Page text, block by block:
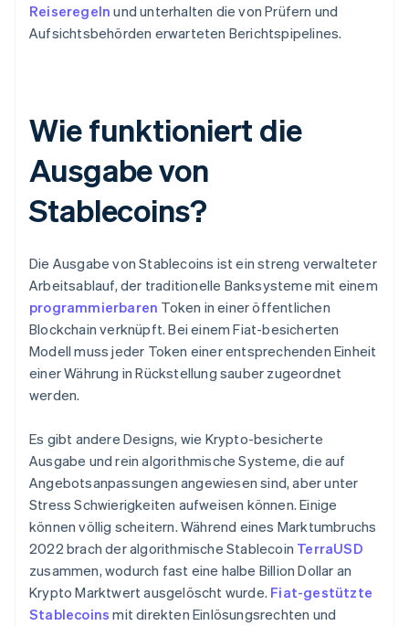
Reiseregeln und unterhalten die von Prüfern und
Aufsichtsbehörden erwarteten Berichtspipelines.
Wie funktioniert die
Ausgabe von
Stablecoins?
Die Ausgabe von Stablecoins ist ein streng verwalteter
Arbeitsablauf, der traditionelle Banksysteme mit einem
programmierbaren Token in einer öffentlichen
Blockchain verknüpft. Bei einem Fiat-besicherten
Modell muss jeder Token einer entsprechenden Einheit
einer Währung in Rückstellung sauber zugeordnet
werden.
Es gibt andere Designs, wie Krypto-besicherte
Ausgabe und rein algorithmische Systeme, die auf
Angebotsanpassungen angewiesen sind, aber unter
Stress Schwierigkeiten aufweisen können. Einige
können völlig scheitern. Während eines Marktumbruchs
2022 brach der algorithmische Stablecoin TerraUSD
zusammen, wodurch fast eine halbe Billion Dollar an
Krypto Marktwert ausgelöscht wurde. Fiat-gestützte
Stablecoins mit direkten Einlösungsrechten und